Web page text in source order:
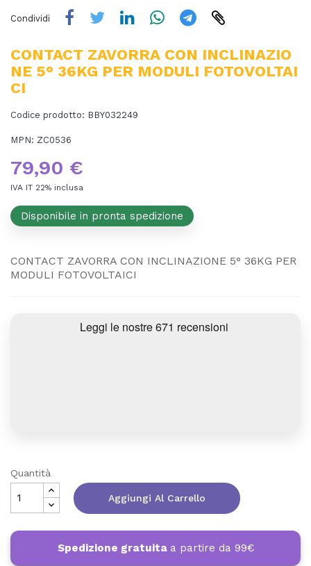
Condividi
CONTACT ZAVORRA CON INCLINAZIO
NE 5° 36KG PER MODULI FOTOVOLTAI
CI
Codice prodotto: BBY032249
MPN: ZC0536
79,90 €
IVA IT 22% inclusa
Disponibile in pronta spedizione
CONTACT ZAVORRA CON INCLINAZIONE 5° 36KG PER
MODULI FOTOVOLTAICI
Quantità
Aggiungi Al Carrello
Spedizione gratuita a partire da 99€